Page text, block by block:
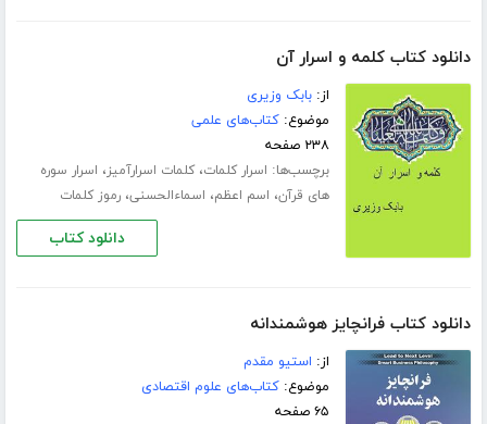
دانلود کتاب کلمه و اسرار آن
از:بابک وزیری
موضوع:کتاب‌های علمی
۲۳۸ صفحه
برچسب‌ها: اسرار کلمات،کلمات اسرارآمیز، اسرار سوره
های قرآن، اسم اعظم، اسماءالحسنی،رموز کلمات
دانلود کتاب
دانلود کتاب فرانچایز هوشمندانه
از: استیو مقدم
موضوع:کتاب‌های علوم اقتصادی
۶۵ صفحه